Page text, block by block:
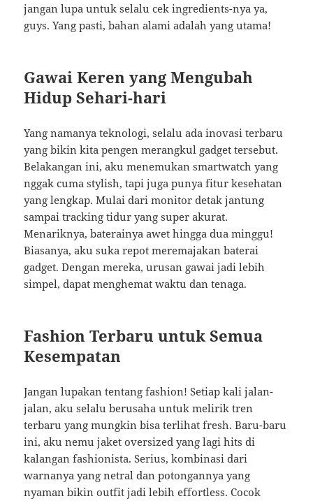
jangan lupa untuk selalu cek ingredients-nya ya,
guys. Yang pasti, bahan alami adalah yang utama!
Gawai Keren yang Mengubah
Hidup Sehari-hari
Yang namanya teknologi, selalu ada inovasi terbaru
yang bikin kita pengen merangkul gadget tersebut.
Belakangan ini, aku menemukan smartwatch yang
nggak cuma stylish, tapi juga punya fitur kesehatan
yang lengkap. Mulai dari monitor detak jantung
sampai tracking tidur yang super akurat.
Menariknya, baterainya awet hingga dua minggu!
Biasanya, aku suka repot meremajakan baterai
gadget. Dengan mereka, urusan gawai jadi lebih
simpel, dapat menghemat waktu dan tenaga.
Fashion Terbaru untuk Semua
Kesempatan
Jangan lupakan tentang fashion! Setiap kali jalan-
jalan, aku selalu berusaha untuk melirik tren
terbaru yang mungkin bisa terlihat fresh. Baru-baru
ini, aku nemu jaket oversized yang lagi hits di
kalangan fashionista. Serius, kombinasi dari
warnanya yang netral dan potongannya yang
nyaman bikin outfit jadi lebih effortless. Cocok